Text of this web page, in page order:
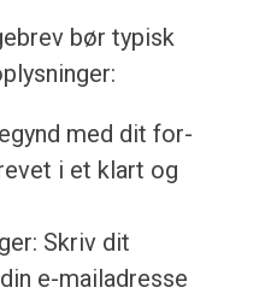
bør typisk
med dit for-
i et klart og
Skriv dit
e-mailadresse